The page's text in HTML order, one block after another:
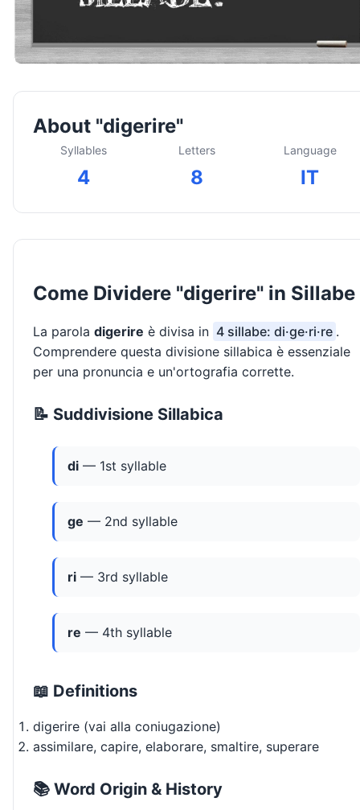
About "digerire"
Syllables
4
Letters
8
Language
IT
Come Dividere "digerire" in Sillabe
La parola digerire è divisa in 4 sillabe: di·ge·ri·re .
Comprendere questa divisione sillabica è essenziale
per una pronuncia e un'ortografia corrette.
📝 Suddivisione Sillabica
di — 1st syllable
ge — 2nd syllable
ri — 3rd syllable
re — 4th syllable
📖 Definitions
digerire (vai alla coniugazione)
assimilare, capire, elaborare, smaltire, superare
📚 Word Origin & History